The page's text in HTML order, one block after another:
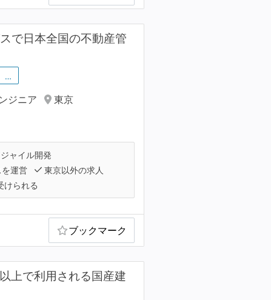
で日本全国の不動産管
…
ジニア
東京
ャイル開発
運営
東京以外の求人
けられる
ブックマーク
上で利用される国産建